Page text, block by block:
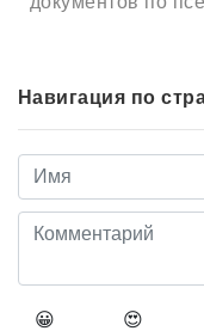
Навигация по
😀 😍